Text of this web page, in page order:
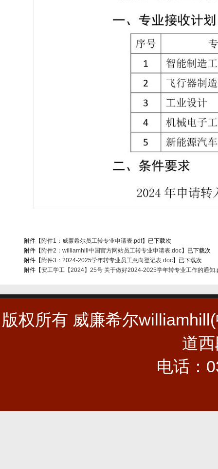
附件【 附件1：威廉希尔员工转专业申请表.pdf】已下载次
附件【 附件2：williamhill中国官方网站员工转专业申请表.doc】已下载次
附件【 附件3：2024-2025学年转专业员工意向登记表.doc】已下载次
附件【安工学工【2024】25号 关于做好2024-2025学年转专业工作的通知
版权所有 威廉希尔
道
电话：